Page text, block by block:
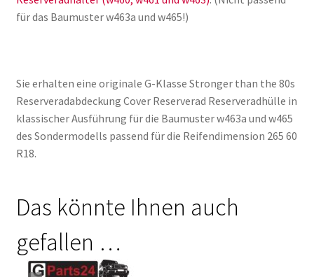
für das Baumuster w463a und w465!)
Sie erhalten eine originale G-Klasse Stronger than the 80s
Reserveradabdeckung Cover Reserverad Reserveradhülle in
klassischer Ausführung für die Baumuster w463a und w465
des Sondermodells passend für die Reifendimension 265 60
R18.
Das könnte Ihnen auch
gefallen …